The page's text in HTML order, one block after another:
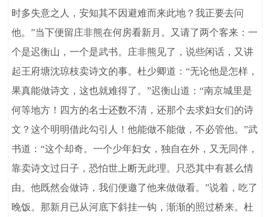
时多失意之人，安知其不因避难而来此地？我正要去问
他。”当下便留庄非熊在何房看新月。又请了两个客来：一
个是迟衡山，一个是武书。庄非熊见了，说些闲话，又讲
起王府塘沈琼枝卖诗文的事。杜少卿道：“无论他是怎样，
果真能做诗文，这也就难得了。”迟衡山道：“南京城里是
何等地方！四方的名士还数不清，还那个去求妇女们的诗
文？这个明明借此勾引人！他能做不能做，不必管他。”武
书道：“这个却奇。一个少年妇女，独自在外，又无同伴，
靠卖诗文过日子，恐怕世上断无此理。只恐其中有甚么情
由。他既然会做诗，我们便邀了他来做做看。”说着，吃了
晚饭。那新月已从河底下斜挂一钩，渐渐的照过桥来。杜